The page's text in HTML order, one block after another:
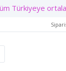
Türkiyeye